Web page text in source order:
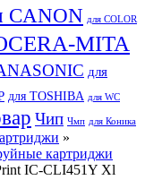
CANON для COLOR
MITA
для
для TOSHIBA для WC
Чип Чмп для Коника
»
картриджи
IC-CLI451Y Xl